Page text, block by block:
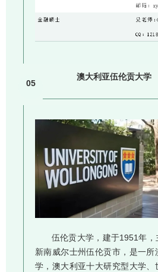
05
澳大利亚伍伦贡大学
伍伦贡大学，建于1951年
新南威尔士州伍伦贡市，是一
学，澳大利亚十大研究型大学、